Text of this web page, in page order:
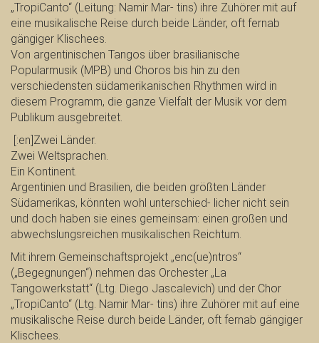
„TropiCanto“ (Leitung: Namir Mar- tins) ihre Zuhörer mit auf
eine musikalische Reise durch beide Länder, oft fernab
gängiger Klischees.
Von argentinischen Tangos über brasilianische
Popularmusik (MPB) und Choros bis hin zu den
verschiedensten südamerikanischen Rhythmen wird in
diesem Programm, die ganze Vielfalt der Musik vor dem
Publikum ausgebreitet.
[:en]Zwei Länder.
Zwei Weltsprachen.
Ein Kontinent.
Argentinien und Brasilien, die beiden größten Länder
Südamerikas, könnten wohl unterschied- licher nicht sein
und doch haben sie eines gemeinsam: einen großen und
abwechslungsreichen musikalischen Reichtum.
Mit ihrem Gemeinschaftsprojekt „enc(ue)ntros“
(„Begegnungen“) nehmen das Orchester „La
Tangowerkstatt“ (Ltg. Diego Jascalevich) und der Chor
„TropiCanto“ (Ltg. Namir Mar- tins) ihre Zuhörer mit auf eine
musikalische Reise durch beide Länder, oft fernab gängiger
Klischees.